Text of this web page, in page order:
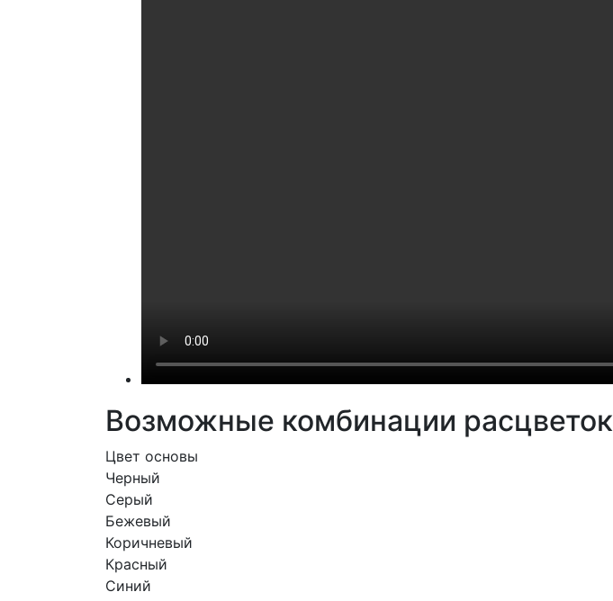
Возможные комбинации расцветок
Цвет основы
Черный
Серый
Бежевый
Коричневый
Красный
Синий